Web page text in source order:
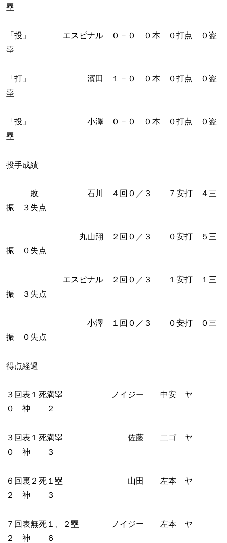
塁
「投」 エスピナル ０－０ ０本 ０打点 ０盗
塁
「打」 濱田 １－０ ０本 ０打点 ０盗
塁
「投」 小澤 ０－０ ０本 ０打点 ０盗
塁
投手成績
敗 石川 ４回０／３ ７安打 ４三
振 ３失点
丸山翔 ２回０／３ ０安打 ５三
振 ０失点
エスピナル ２回０／３ １安打 １三
振 ３失点
小澤 １回０／３ ０安打 ０三
振 ０失点
得点経過
３回表１死満塁 ノイジー 中安 ヤ
０ 神 ２
３回表１死満塁 佐藤 二ゴ ヤ
０ 神 ３
６回裏２死１塁 山田 左本 ヤ
２ 神 ３
７回表無死１、２塁 ノイジー 左本 ヤ
２ 神 ６